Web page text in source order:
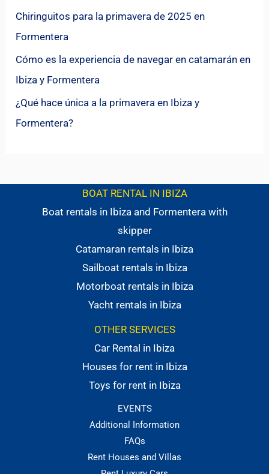
Chiringuitos para la primavera de 2025 en
Formentera
Cómo es la experiencia de navegar en catamarán en
Ibiza y Formentera
¿Qué hace única a la primavera en Ibiza y
Formentera?
BOAT RENTAL IN IBIZA
Boat rentals in Ibiza and Formentera with
skipper
Catamaran rentals in Ibiza
Sailboat rentals in Ibiza
Motorboat rentals in Ibiza
Yacht rentals in Ibiza
OTHER SERVICES
Car Rental in Ibiza
Houses for rent in Ibiza
Toys for rent in Ibiza
EVENTS
Additional Information
FAQs
Rent Houses and Villas